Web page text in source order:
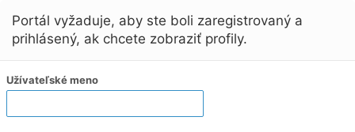
Portál vyžaduje, aby ste boli zaregistrovaný a
prihlásený, ak chcete zobraziť profily.
Užívateľské meno